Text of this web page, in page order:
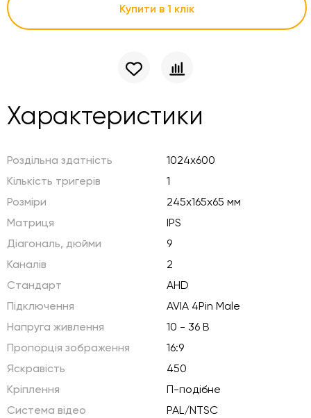
Купити в 1 клік
Характеристики
Роздільна здатність
1024х600
Кількість тригерів
1
Розміри
245x165x65 мм
Матриця
IPS
Діагональ, дюйми
9
Каналів
2
Стандарт
AHD
Підключення
AVIA 4Pin Male
Напруга живлення
10 - 36 В
Пропорція зображення
16:9
Яскравість
450
Кріплення
П-подібнe
Система відео
PAL/NTSC